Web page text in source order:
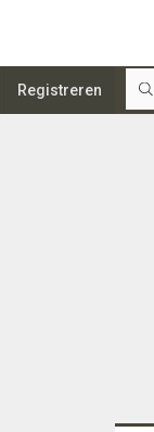
Registreren